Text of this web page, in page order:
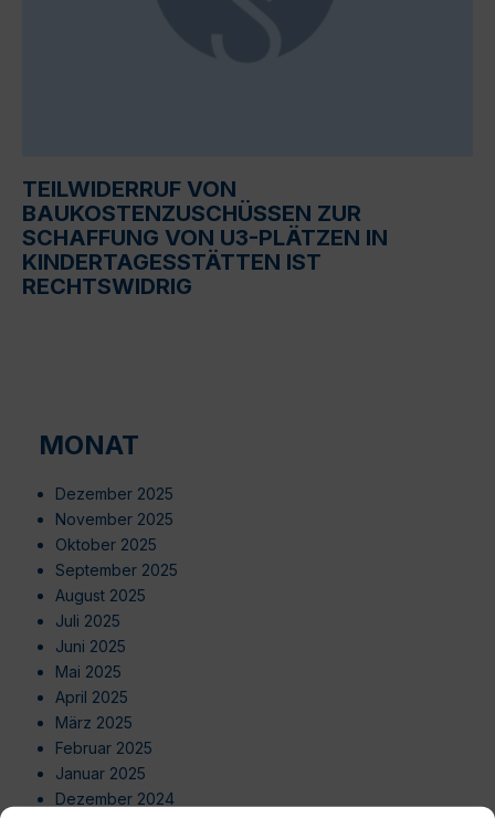
TEILWIDERRUF VON
BAUKOSTENZUSCHÜSSEN ZUR
SCHAFFUNG VON U3-PLÄTZEN IN
KINDERTAGESSTÄTTEN IST
RECHTSWIDRIG
MONAT
Dezember 2025
November 2025
Oktober 2025
September 2025
August 2025
Juli 2025
Juni 2025
Mai 2025
April 2025
März 2025
Februar 2025
Januar 2025
Dezember 2024